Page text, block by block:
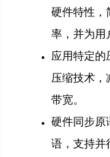
硬件特性，
率，并为用
应用特定的
压缩技术，
带宽。
硬件同步原
语，支持并